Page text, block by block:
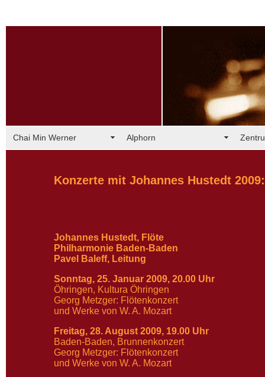
Chai Min Werner Alphorn
Konzerte mit Johannes Hustedt 2009:
Johannes Hustedt, Flöte
Philharmonie Baden-Baden
Pavel Baleff, Leitung
Sonntag, 25. Januar 2009, 20.00 Uhr
Öhringen, Kultura Öhringen
Georg Metzger: Flötenkonzert
und Werke von W. A. Mozart
Freitag, 28. August 2009, 19.00 Uhr
Baden-Baden, Brunnenkonzert
Georg Metzger: Flötenkonzert
und Werke von W. A. Mozart